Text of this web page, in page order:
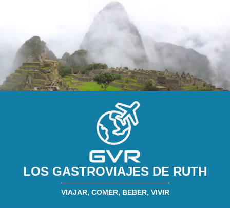
LOS GASTROVIAJES DE RUTH
VIAJAR, COMER, BEBER, VIVIR